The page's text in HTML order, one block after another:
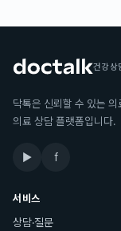
건강상
닥톡은 신뢰할 수 있는
의료 상담 플랫폼입니다.
▶ f
서비스
상담·질문